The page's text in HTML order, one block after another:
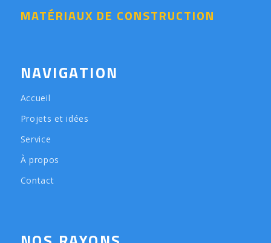
MATÉRIAUX DE CONSTRUCTION
NAVIGATION
Accueil
Projets et idées
Service
À propos
Contact